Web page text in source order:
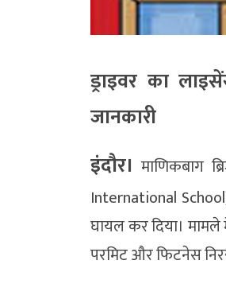
ड्राइवर का
जानकारी
इंदौर। माणिकबाग
International
घायल कर दिया। मामले
परमिट और फिटनेस